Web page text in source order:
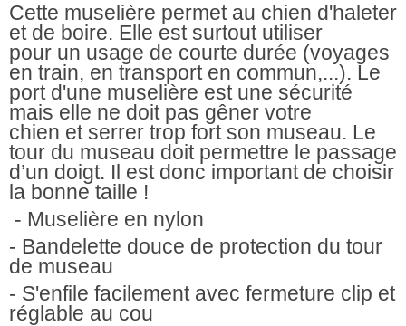
Cette muselière permet au chien d'haleter
et de boire. Elle est surtout utiliser
pour un usage de courte durée (voyages
en train, en transport en commun,...). Le
port d'une muselière est une sécurité
mais elle ne doit pas gêner votre
chien et serrer trop fort son museau. Le
tour du museau doit permettre le passage
d’un doigt. Il est donc important de choisir
la bonne taille !
- Muselière en nylon
- Bandelette douce de protection du tour
de museau
- S'enfile facilement avec fermeture clip et
réglable au cou